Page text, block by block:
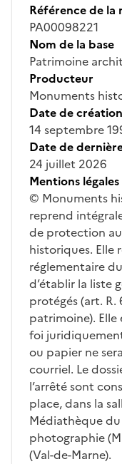
Référence de la
PA00098221
Nom de la base
Patrimoine
Producteur
Monuments
Date de
14 septembre
Date de
24 juillet 2026
Mentions légales
© Monuments
reprend
de protection
historiques. Elle
réglementaire
d’établir la liste
protégés (art.
patrimoine).
foi
ou papier ne
courriel. Le
l’arrêté sont
place, dans la
Médiathèque
photographie
(Val-de-Marne).